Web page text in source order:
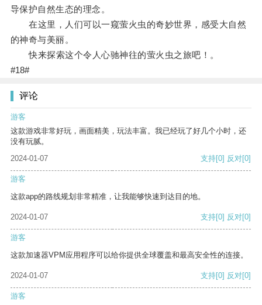
导保护自然生态的理念。
在这里，人们可以一窥萤火虫的奇妙世界，感受大自然
的神奇与美丽。
快来探索这个令人心驰神往的萤火虫之旅吧！。
#18#
评论
游客
这款游戏非常好玩，画面精美，玩法丰富。我已经玩了好几个小时，还
没有玩腻。
2024-01-07
支持[0] 反对[0]
游客
这款app的路线规划非常精准，让我能够快速到达目的地。
2024-01-07 支持[0] 反对[0]
游客
这款加速器VPM应用程序可以给你提供全球覆盖和最高安全性的连接。
2024-01-07 支持[0] 反对[0]
游客